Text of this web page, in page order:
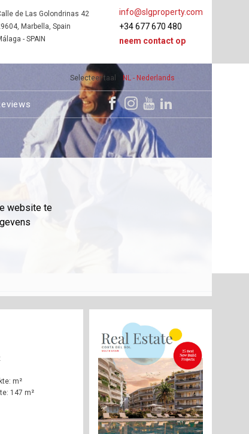
website te
Selecteer taal NL - Nederlands
info@slgproperty.com
+34 677 670 480
neem contact op
de Las Golondrinas 42
Marbella, Spain
- SPAIN
m²
147 m²